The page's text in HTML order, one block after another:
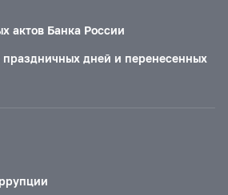
актов Банка России
праздничных дней и перенесенных